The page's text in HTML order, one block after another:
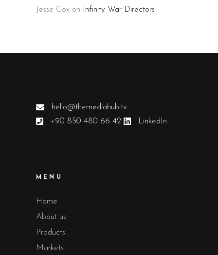
Jesse Cox on Infinity War Directors
hello@themediahub.tv
+90 850 480 66 42
LinkedIn
MENU
Home
About us
Products
Markets